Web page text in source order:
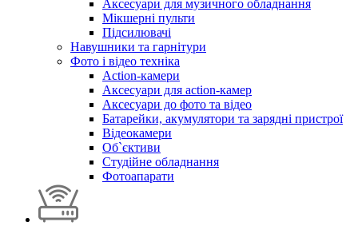
Аксесуари для музичного обладнання
Мікшерні пульти
Підсилювачі
Навушники та гарнітури
Фото і відео техніка
Action-камери
Аксесуари для action-камер
Аксесуари до фото та відео
Батарейки, акумулятори та зарядні пристрої
Відеокамери
Об`єктиви
Студійне обладнання
Фотоапарати